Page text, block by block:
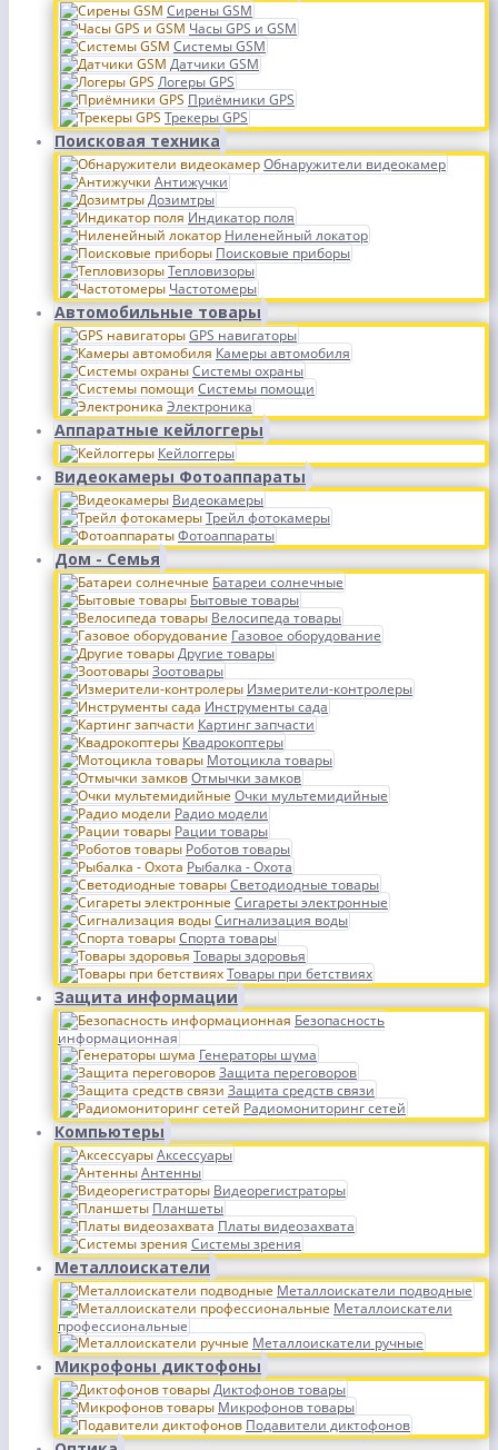
Сирены GSM
Часы GPS и GSM
Системы GSM
Датчики GSM
Логеры GPS
Приёмники GPS
Трекеры GPS
Поисковая техника
Обнаружители видеокамер
Антижучки
Дозимтры
Индикатор поля
Ниленейный локатор
Поисковые приборы
Тепловизоры
Частотомеры
Автомобильные товары
GPS навигаторы
Камеры автомобиля
Системы охраны
Системы помощи
Электроника
Аппаратные кейлоггеры
Кейлоггеры
Видеокамеры Фотоаппараты
Видеокамеры
Трейл фотокамеры
Фотоаппараты
Дом - Семья
Батареи солнечные
Бытовые товары
Велосипеда товары
Газовое оборудование
Другие товары
Зоотовары
Измерители-контролеры
Инструменты сада
Картинг запчасти
Квадрокоптеры
Мотоцикла товары
Отмычки замков
Очки мультемидийные
Радио модели
Рации товары
Роботов товары
Рыбалка - Охота
Светодиодные товары
Сигареты электронные
Сигнализация воды
Спорта товары
Товары здоровья
Товары при бетствиях
Защита информации
Безопасность
информационная
Генераторы шума
Защита переговоров
Защита средств связи
Радиомониторинг сетей
Компьютеры
Аксессуары
Антенны
Видеорегистраторы
Планшеты
Платы видеозахвата
Системы зрения
Металлоискатели
Металлоискатели подводные
Металлоискатели
профессиональные
Металлоискатели ручные
Микрофоны диктофоны
Диктофонов товары
Микрофонов товары
Подавители диктофонов